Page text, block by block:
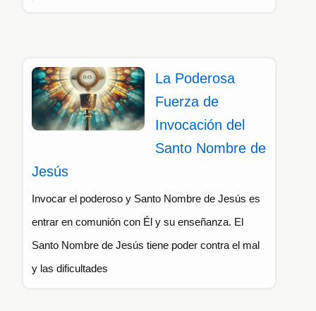
La Poderosa
Fuerza de
Invocación del
Santo Nombre de
Jesús
Invocar el poderoso y Santo Nombre de Jesús es
entrar en comunión con Él y su enseñanza. El
Santo Nombre de Jesús tiene poder contra el mal
y las dificultades